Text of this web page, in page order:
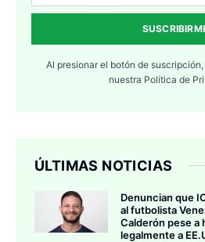
Al presionar el botón de
nuestra Política de
ÚLTIMAS NOTICIAS
Denuncian que
al futbolista
Calderón pese a
legalmente a